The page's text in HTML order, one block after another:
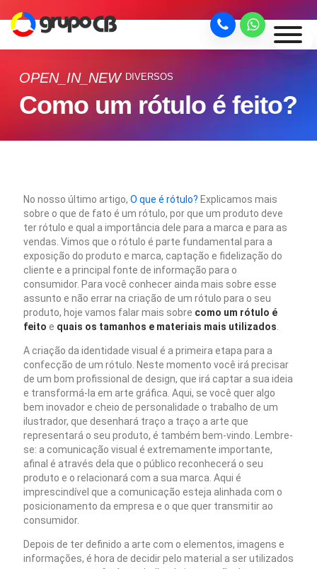
OPEN_IN_NEW DIVERSOS
Como um rótulo é feito?
No nosso último artigo, O que é rótulo? Explicamos mais
sobre o que de fato é um rótulo, por que um produto deve
ter rótulo e qual a importância dele para a marca e para as
vendas. Vimos que o rótulo é parte fundamental para a
exposição do produto e marca, captação e fidelização do
cliente e a principal fonte de informação para o
consumidor. Para você conhecer ainda mais sobre esse
assunto e não errar na criação de um rótulo para o seu
produto, hoje vamos falar mais sobre como um rótulo é
feito e quais os tamanhos e materiais mais utilizados
A criação da identidade visual é a primeira etapa para a
confecção de um rótulo. Neste momento você irá precisar
de um bom profissional de design, que irá captar a sua ideia
e transformá-la em arte gráfica. Aqui, se você quer algo
bem inovador e cheio de personalidade o trabalho de um
ilustrador, que desenhará traço a traço a arte que
representará o seu produto, é também bem-vindo. Lembre-
se: a comunicação visual é extremamente importante,
afinal é através dela que o público reconhecerá o seu
produto e o relacionará com a sua marca. Aqui é
imprescindível que a comunicação esteja alinhada com o
posicionamento da empresa e o que quer transmitir ao
consumidor.
Depois de ter definido a arte com o elementos, imagens e
informações, é hora de decidir pelo material a ser utilizados